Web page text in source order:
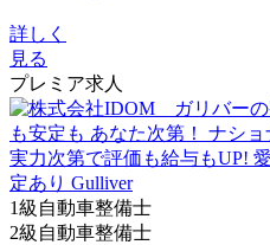
詳しく
見る
プレミア求人
1級自動車整備士
2級自動車整備士